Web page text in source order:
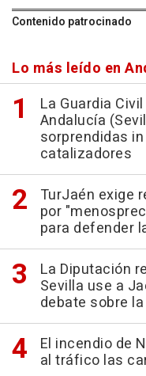
Contenido patrocinado
Lo más leído en
La Guardia
Andalucía
sorprendidas
catalizadores
TurJaén exige
por
para defender
La Diputación
Sevilla use a
debate sobre
El incendio de
al tráfico las